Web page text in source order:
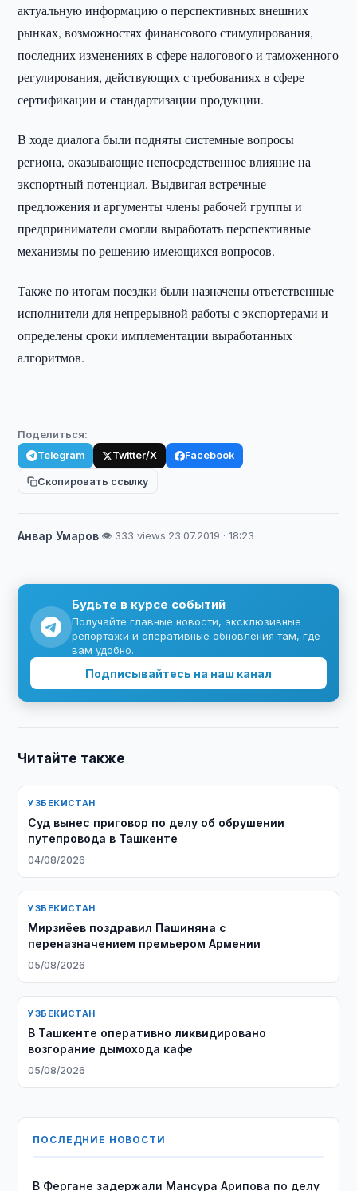
актуальную информацию о перспективных внешних
рынках, возможностях финансового стимулирования,
последних изменениях в сфере налогового и таможенного
регулирования, действующих с требованиях в сфере
сертификации и стандартизации продукции.
В ходе диалога были подняты системные вопросы
региона, оказывающие непосредственное влияние на
экспортный потенциал. Выдвигая встречные
предложения и аргументы члены рабочей группы и
предприниматели смогли выработать перспективные
механизмы по решению имеющихся вопросов.
Также по итогам поездки были назначены ответственные
исполнители для непрерывной работы с экспортерами и
определены сроки имплементации выработанных
алгоритмов.
Поделиться:
Telegram Twitter/X Facebook
Скопировать ссылку
Анвар Умаров·👁 333 views·23.07.2019 · 18:23
Будьте в курсе событий
Получайте главные новости, эксклюзивные
репортажи и оперативные обновления там, где
вам удобно.
Подписывайтесь на наш канал
Читайте также
УЗБЕКИСТАН
Суд вынес приговор по делу об обрушении
путепровода в Ташкенте
04/08/2026
УЗБЕКИСТАН
Мирзиёев поздравил Пашиняна с
переназначением премьером Армении
05/08/2026
УЗБЕКИСТАН
В Ташкенте оперативно ликвидировано
возгорание дымохода кафе
05/08/2026
ПОСЛЕДНИЕ НОВОСТИ
В Фергане задержали Мансура Арипова по делу